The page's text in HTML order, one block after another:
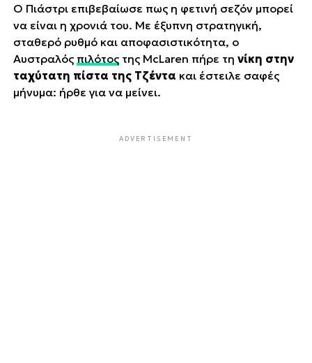
Ο Πιάστρι επιβεβαίωσε πως η φετινή σεζόν μπορεί
να είναι η χρονιά του. Με έξυπνη στρατηγική,
σταθερό ρυθμό και αποφασιστικότητα, ο
Αυστραλός πιλότοςτης McLaren πήρε τη νίκη στην
ταχύτατη πίστα της Τζέντα και έστειλε σαφές
μήνυμα: ήρθε για να μείνει.
ADVERTISEMENT